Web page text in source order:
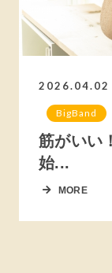
2026.04.02
BigBand
筋がいい
始...
MORE